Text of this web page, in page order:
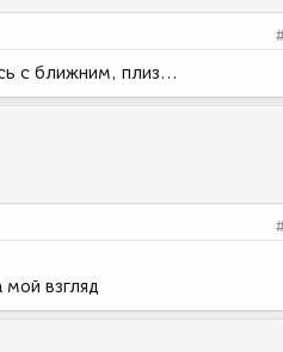
с ближним, плиз...
взгляд